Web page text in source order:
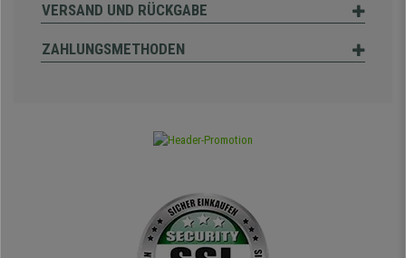
VERSAND UND RÜCKGABE
ZAHLUNGSMETHODEN